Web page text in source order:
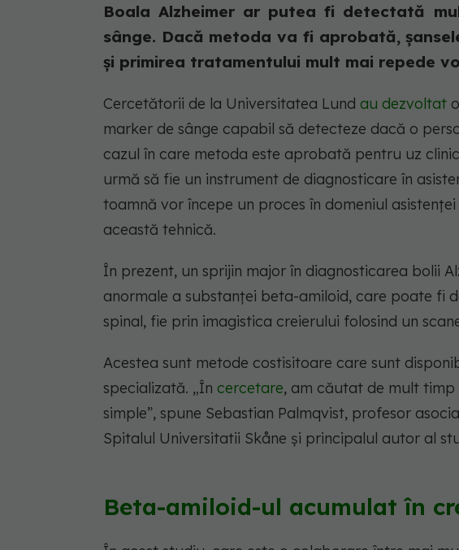
Boala Alzheimer ar putea fi detectată
sânge. Dacă metoda va fi aprobată,
și primirea tratamentului mult mai repede
Cercetătorii de la Universitatea Lund au dezvoltat
marker de sânge capabil să detecteze dacă o
cazul în care metoda este aprobată pentru uz
urmă să fie un instrument de diagnosticare în
toamnă vor începe un proces în domeniul
această tehnică.
În prezent, un sprijin major în diagnosticarea bolii
anormale a substanței beta-amiloid, care poate fi
spinal, fie prin imagistica creierului folosind un
Acestea sunt metode costisitoare care sunt
specializată. „În cercetare, am căutat de mult timp
simple”, spune Sebastian Palmqvist, profesor
Spitalul Universitatii Skåne și principalul autor al
Beta-amiloid-ul acumulat în